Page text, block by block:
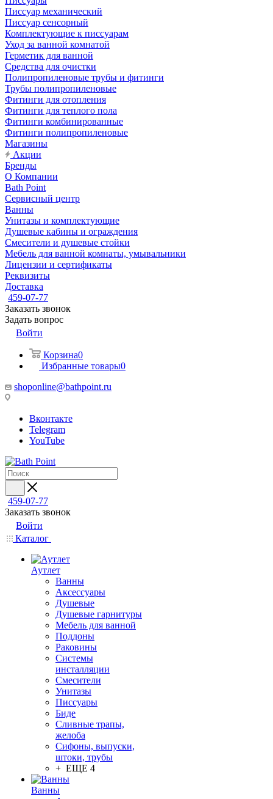
Писсуар механический
Писсуар сенсорный
Комплектующие к писсуарам
Уход за ванной комнатой
Герметик для ванной
Средства для очистки
Полипропиленовые трубы и фитинги
Трубы полипропиленовые
Фитинги для отопления
Фитинги для теплого пола
Фитинги комбинированные
Фитинги полипропиленовые
Магазины
Акции
Бренды
О Компании
Bath Point
Сервисный центр
Ванны
Унитазы и комплектующие
Душевые кабины и ограждения
Смесители и душевые стойки
Мебель для ванной комнаты, умывальники
Лицензии и сертификаты
Реквизиты
Доставка
459-07-77
Заказать звонок
Задать вопрос
Войти
Корзина0
Избранные товары0
shoponline@bathpoint.ru
Вконтакте
Telegram
YouTube
459-07-77
Заказать звонок
Войти
Каталог
Аутлет
Ванны
Аксессуары
Душевые
Душевые гарнитуры
Мебель для ванной
Поддоны
Раковины
Системы
инсталляции
Смесители
Унитазы
Писсуары
Биде
Сливные трапы,
желоба
Сифоны, выпуски,
штоки, трубы
+ ЕЩЕ 4
Ванны